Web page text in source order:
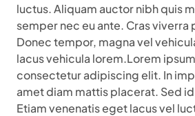
luctus. Aliquam auctor nibh quis
semper nec eu ante. Cras
Donec tempor, magna vel
lacus vehicula lorem.Lorem
consectetur adipiscing elit. In
amet diam mattis placerat. Sed
Etiam venenatis eget lacus vel